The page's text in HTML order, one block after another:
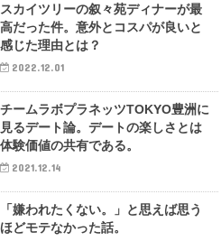
スカイツリーの叙々苑ディナーが最
高だった件。意外とコスパが良いと
感じた理由とは？
2022.12.01
チームラボプラネッツTOKYO豊洲に
見るデート論。デートの楽しさとは
体験価値の共有である。
2021.12.14
「嫌われたくない。」と思えば思う
ほどモテなかった話。